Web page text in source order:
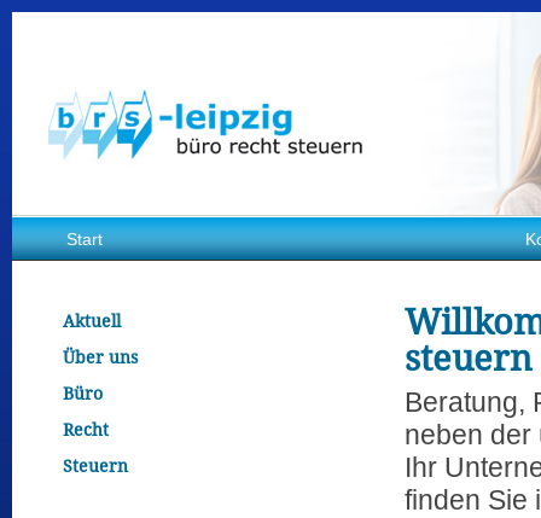
Start
steuern
Beratung,
neben der
Ihr
finden Sie
Aktuell
Über uns
Büro
Recht
Steuern